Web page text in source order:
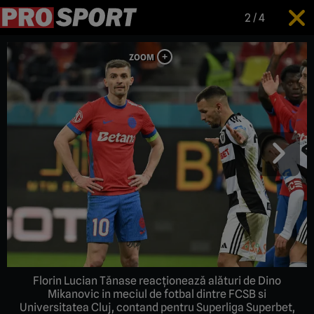
2 /4
Florin Lucian Tănase reacționează alături de Dino
Mikanovic in meciul de fotbal dintre FCSB si
Universitatea Cluj, contand pentru Superliga Superbet,